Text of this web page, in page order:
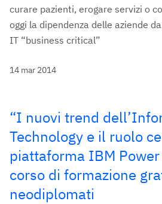
curare pazienti, erogare servizi o
oggi la dipendenza delle aziende
IT “business critical”
14 mar 2014
“I nuovi trend
Technology e il ruolo
piattaforma IBM
corso di formazione
neodiplomati